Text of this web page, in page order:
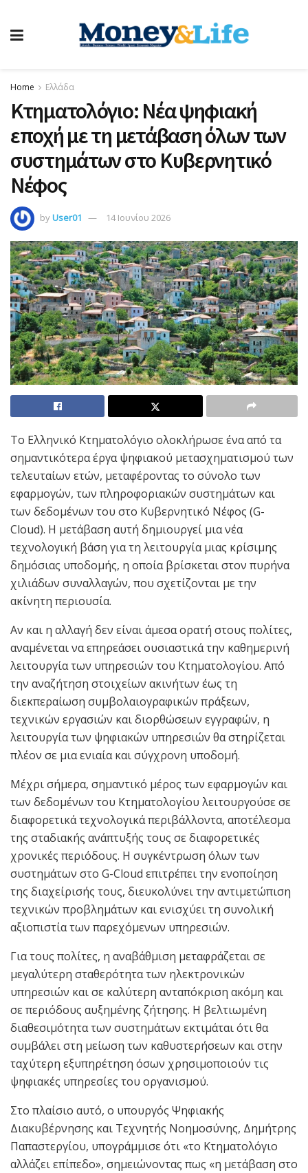
Home Ελλάδα
Κτηματολόγιο: Νέα ψηφιακή
εποχή με τη μετάβαση όλων των
συστημάτων στο Κυβερνητικό
Νέφος
byUser01 14 Ιουνίου 2026
Το Ελληνικό Κτηματολόγιο ολοκλήρωσε ένα από τα
σημαντικότερα έργα ψηφιακού μετασχηματισμού των
τελευταίων ετών, μεταφέροντας το σύνολο των
εφαρμογών, των πληροφοριακών συστημάτων και
των δεδομένων του στο Κυβερνητικό Νέφος (G-
Cloud). Η μετάβαση αυτή δημιουργεί μια νέα
τεχνολογική βάση για τη λειτουργία μιας κρίσιμης
δημόσιας υποδομής, η οποία βρίσκεται στον πυρήνα
χιλιάδων συναλλαγών, που σχετίζονται με την
ακίνητη περιουσία.
Αν και η αλλαγή δεν είναι άμεσα ορατή στους πολίτες,
αναμένεται να επηρεάσει ουσιαστικά την καθημερινή
λειτουργία των υπηρεσιών του Κτηματολογίου. Από
την αναζήτηση στοιχείων ακινήτων έως τη
διεκπεραίωση συμβολαιογραφικών πράξεων,
τεχνικών εργασιών και διορθώσεων εγγραφών, η
λειτουργία των ψηφιακών υπηρεσιών θα στηρίζεται
πλέον σε μια ενιαία και σύγχρονη υποδομή.
Μέχρι σήμερα, σημαντικό μέρος των εφαρμογών και
των δεδομένων του Κτηματολογίου λειτουργούσε σε
διαφορετικά τεχνολογικά περιβάλλοντα, αποτέλεσμα
της σταδιακής ανάπτυξής τους σε διαφορετικές
χρονικές περιόδους. Η συγκέντρωση όλων των
συστημάτων στο G-Cloud επιτρέπει την ενοποίηση
της διαχείρισής τους, διευκολύνει την αντιμετώπιση
τεχνικών προβλημάτων και ενισχύει τη συνολική
αξιοπιστία των παρεχόμενων υπηρεσιών.
Για τους πολίτες, η αναβάθμιση μεταφράζεται σε
μεγαλύτερη σταθερότητα των ηλεκτρονικών
υπηρεσιών και σε καλύτερη ανταπόκριση ακόμη και
σε περιόδους αυξημένης ζήτησης. Η βελτιωμένη
διαθεσιμότητα των συστημάτων εκτιμάται ότι θα
συμβάλει στη μείωση των καθυστερήσεων και στην
ταχύτερη εξυπηρέτηση όσων χρησιμοποιούν τις
ψηφιακές υπηρεσίες του οργανισμού.
Στο πλαίσιο αυτό, ο υπουργός Ψηφιακής
Διακυβέρνησης και Τεχνητής Νοημοσύνης, Δημήτρης
Παπαστεργίου, υπογράμμισε ότι «το Κτηματολόγιο
αλλάζει επίπεδο», σημειώνοντας πως «η μετάβαση στο